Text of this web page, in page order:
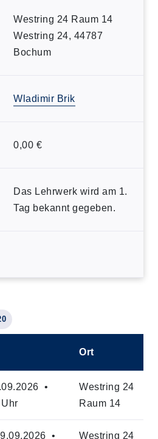
Westring 24 Raum 14
Westring 24, 44787
Bochum
Wladimir Brik
0,00 €
Das Lehrwerk wird am 1.
Tag bekannt gegeben.
Ort
•
Westring 24
Raum 14
•
Westring 24